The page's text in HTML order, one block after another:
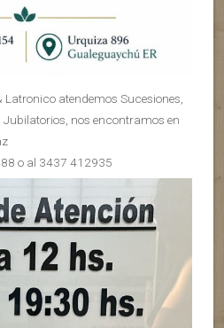
atendemos Sucesiones,
nos encontramos en
o al 3437 412935